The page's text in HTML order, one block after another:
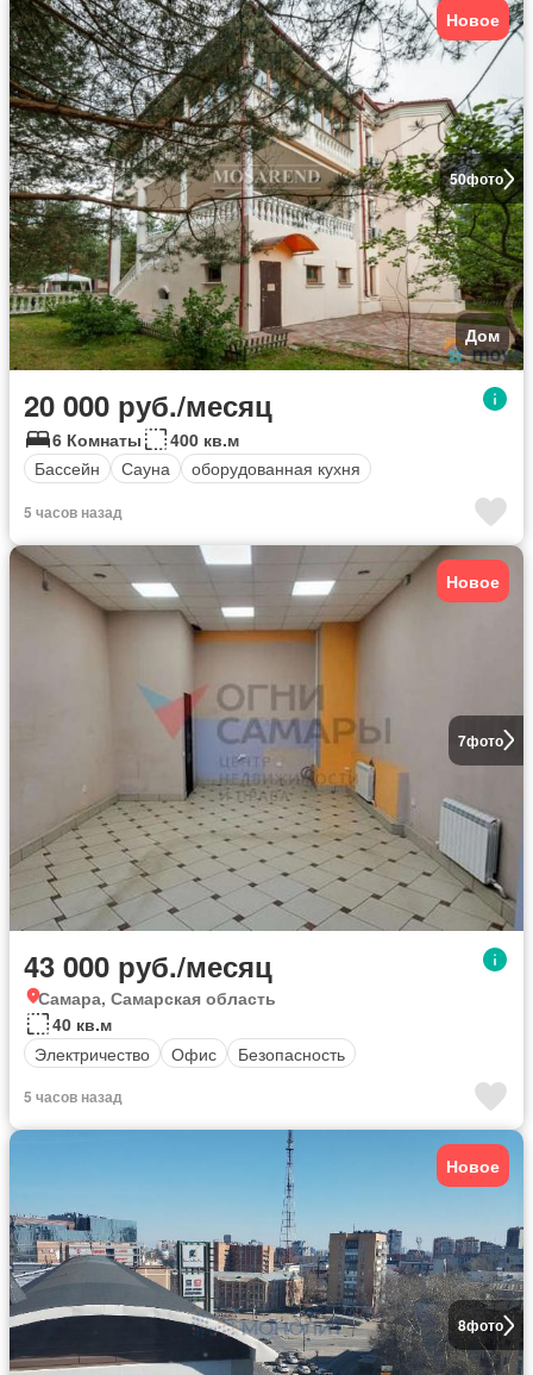
50фото
Новое
Дом
20 000 руб./месяц
6 Комнаты
400 кв.м
Бассейн
Сауна оборудованная кухня
5 часов назад
7фото
Новое
43 000 руб./месяц
Самара, Самарская область
40 кв.м
Электричество
Офис Безопасность
5 часов назад
8фото
Новое